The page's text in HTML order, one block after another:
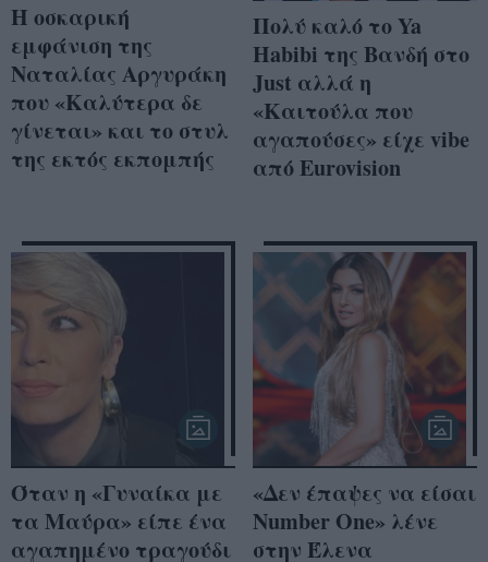
Η οσκαρική
εμφάνιση της
Ναταλίας Αργυράκη
που «Καλύτερα δε
γίνεται» και το στυλ
της εκτός εκπομπής
Πολύ καλό το Ya
Habibi της Βανδή στο
Just αλλά η
«Καιτούλα που
αγαπούσες» είχε vibe
από Eurovision
Όταν η «Γυναίκα με
τα Μαύρα» είπε ένα
αγαπημένο τραγούδι
«Δεν έπαψες να είσαι
Number One» λένε
στην Έλενα